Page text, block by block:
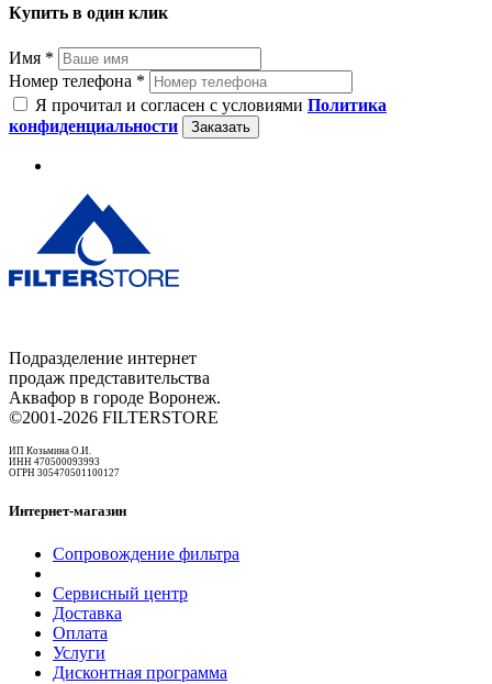
Купить в один клик
Имя *
Номер телефона *
Я прочитал и согласен с условиями Политика
конфиденциальности
Заказать
Подразделение интернет
продаж представительства
Аквафор в городе Воронеж.
©2001-2026 FILTERSTORE
ИП Козьмина О.И.
ИНН 470500093993
ОГРН 305470501100127
Интернет-магазин
Сопровождение фильтра
Сервисный центр
Доставка
Оплата
Услуги
Дисконтная программа